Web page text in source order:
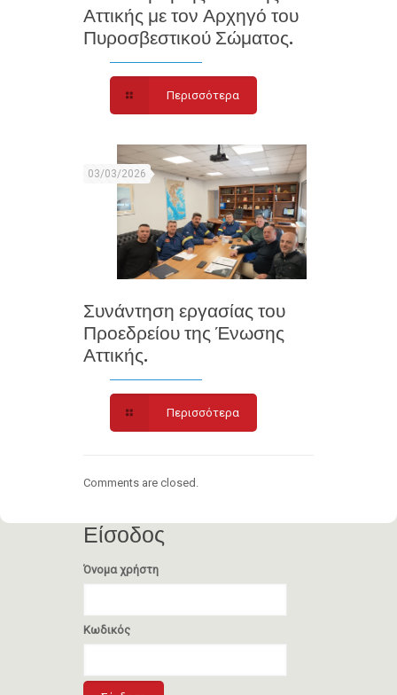
Αττικής με τον Αρχηγό του
Πυροσβεστικού Σώματος.
Περισσότερα
03/03/2026
Συνάντηση εργασίας του
Προεδρείου της Ένωσης
Αττικής.
Περισσότερα
Comments are closed.
Είσοδος
Όνομα χρήστη
Κωδικός